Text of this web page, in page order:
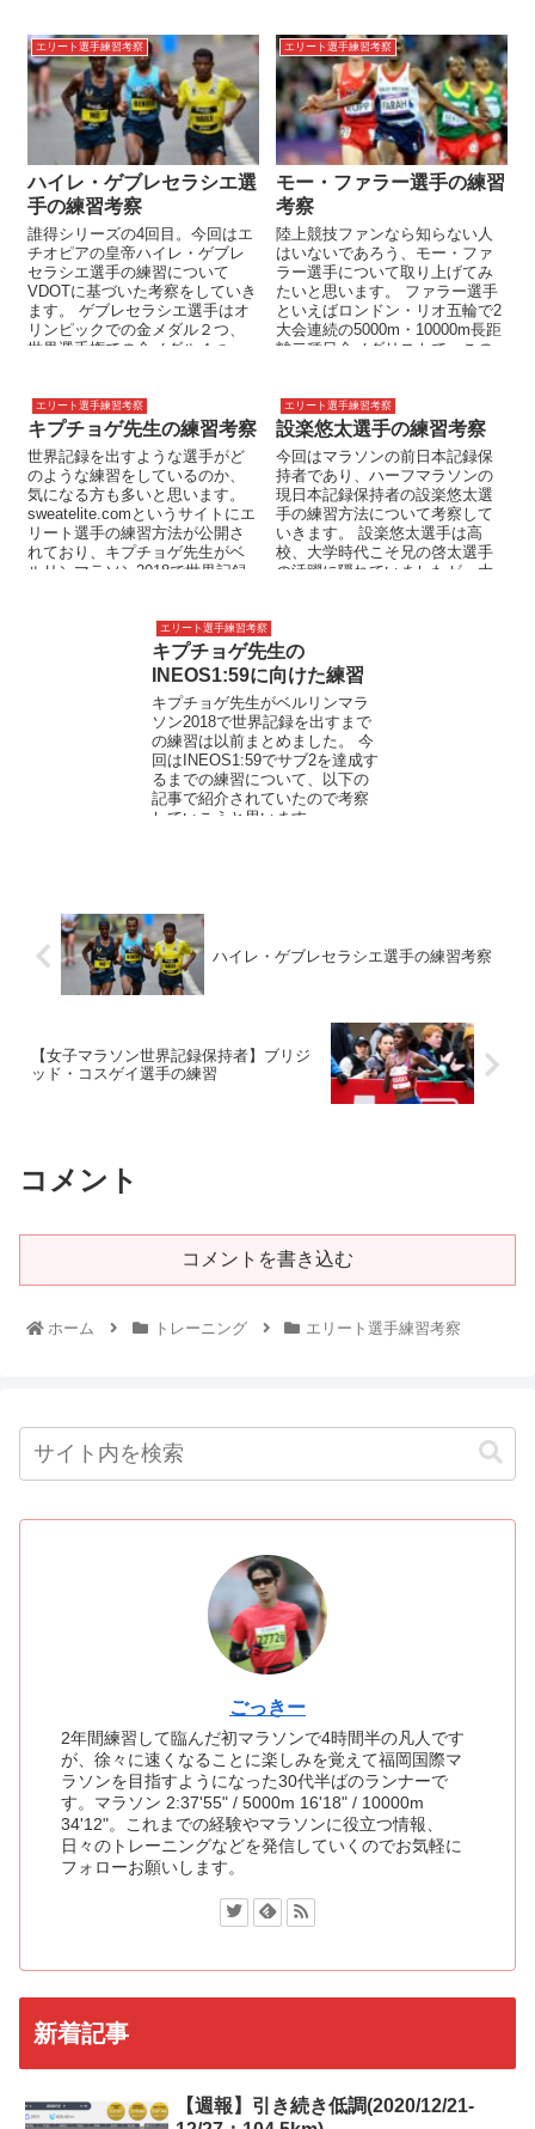
エリート選手練習考察
ハイレ・ゲブレセラシエ選
手の練習考察
誰得シリーズの4回目。今回はエ
チオピアの皇帝ハイレ・ゲブレ
セラシエ選手の練習について
VDOTに基づいた考察をしていき
ます。 ゲブレセラシエ選手はオ
リンピックでの金メダル２つ、
世界選手権での金メダル４つ、
エリート選手練習考察
モー・ファラー選手の練習
考察
陸上競技ファンなら知らない人
はいないであろう、モー・ファ
ラー選手について取り上げてみ
たいと思います。 ファラー選手
といえばロンドン・リオ五輪で2
大会連続の5000m・10000m長距
離二種目金メダリストで、この
エリート選手練習考察
キプチョゲ先生の練習考察
世界記録を出すような選手がど
のような練習をしているのか、
気になる方も多いと思います。
sweatelite.comというサイトにエ
リート選手の練習方法が公開さ
れており、キプチョゲ先生がベ
ルリンマラソン2018で世界記録
エリート選手練習考察
設楽悠太選手の練習考察
今回はマラソンの前日本記録保
持者であり、ハーフマラソンの
現日本記録保持者の設楽悠太選
手の練習方法について考察して
いきます。 設楽悠太選手は高
校、大学時代こそ兄の啓太選手
の活躍に隠れていましたが、大
エリート選手練習考察
キプチョゲ先生の
INEOS1:59に向けた練習
キプチョゲ先生がベルリンマラ
ソン2018で世界記録を出すまで
の練習は以前まとめました。 今
回はINEOS1:59でサブ2を達成す
るまでの練習について、以下の
記事で紹介されていたので考察
していこうと思います。 ...
ハイレ・ゲブレセラシエ選手の練習考察
【女子マラソン世界記録保持者】ブリジ
ッド・コスゲイ選手の練習
コメント
コメントを書き込む
ホーム トレーニング エリート選手練習考察
ごっきー
2年間練習して臨んだ初マラソンで4時間半の凡人です
が、徐々に速くなることに楽しみを覚えて福岡国際マ
ラソンを目指すようになった30代半ばのランナーで
す。マラソン 2:37'55" / 5000m 16'18" / 10000m
34'12"。これまでの経験やマラソンに役立つ情報、
日々のトレーニングなどを発信していくのでお気軽に
フォローお願いします。
新着記事
【週報】引き続き低調(2020/12/21-